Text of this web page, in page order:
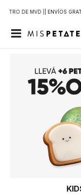
DE MVD | | ENVÍOS
